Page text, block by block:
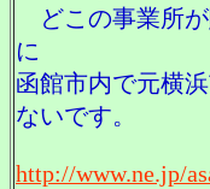
どこの事業所が
に
函館市内で元横
ないです。
http://www.ne.jp/